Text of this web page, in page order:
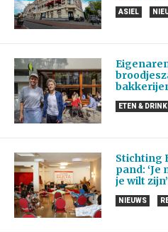
ASIEL
ETEN &
Stichting
pand:
je wilt zijn’
NIEUWS